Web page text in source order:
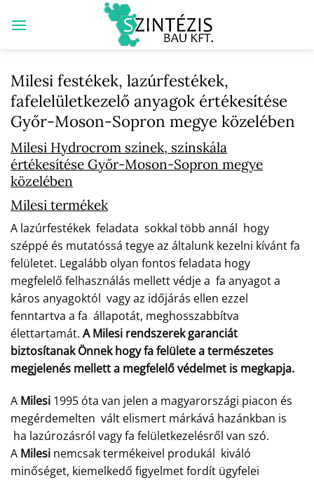
Milesi festékek, lazúrfestékek,
fafelelületkezelő anyagok értékesítése
Győr-Moson-Sopron megye közelében
Milesi Hydrocrom színek, színskála
értékesítése Győr-Moson-Sopron megye
közelében
Milesi termékek
A lazúrfestékek feladata sokkal több annál hogy
széppé és mutatóssá tegye az általunk kezelni kívánt fa
felületet. Legalább olyan fontos feladata hogy
megfelelő felhasználás mellett védje a fa anyagot a
káros anyagoktól vagy az időjárás ellen ezzel
fenntartva a fa állapotát, meghosszabbítva
élettartamát. A Milesi rendszerek garanciát
biztosítanak Önnek hogy fa felülete a természetes
megjelenés mellett a megfelelő védelmet is megkapja.
A Milesi 1995 óta van jelen a magyarországi piacon és
megérdemelten vált elismert márkává hazánkban is
ha lazúrozásról vagy fa felületkezelésről van szó.
A Milesi nemcsak termékeivel produkál kiváló
minőséget, kiemelkedő figyelmet fordít ügyfelei